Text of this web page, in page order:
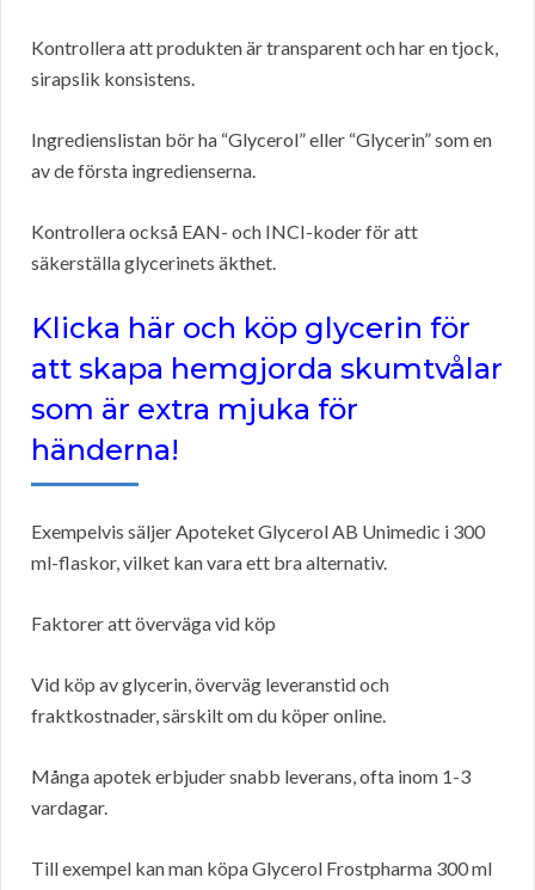
Kontrollera att produkten är transparent och har en tjock,
sirapslik konsistens.
Ingredienslistan bör ha “Glycerol” eller “Glycerin” som en
av de första ingredienserna.
Kontrollera också EAN- och INCI-koder för att
säkerställa glycerinets äkthet.
Klicka här och köp glycerin för
att skapa hemgjorda skumtvålar
som är extra mjuka för
händerna!
Exempelvis säljer Apoteket Glycerol AB Unimedic i 300
ml-flaskor, vilket kan vara ett bra alternativ.
Faktorer att överväga vid köp
Vid köp av glycerin, överväg leveranstid och
fraktkostnader, särskilt om du köper online.
Många apotek erbjuder snabb leverans, ofta inom 1-3
vardagar.
Till exempel kan man köpa Glycerol Frostpharma 300 ml